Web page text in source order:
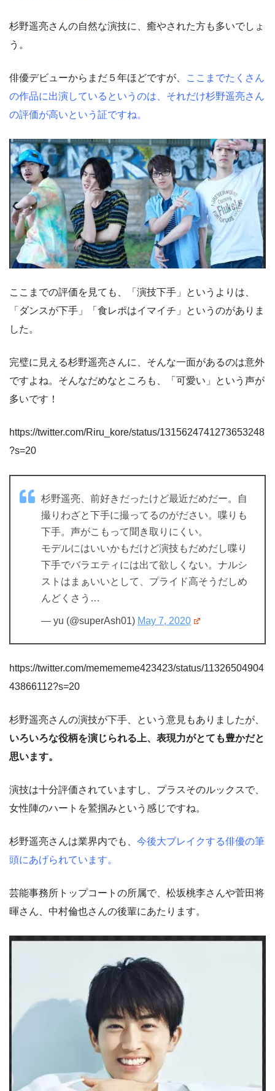
杉野遥亮さんの自然な演技に、癒やされた方も多いでしょ
う。
俳優デビューからまだ５年ほどですが、
ここまでたくさん
の作品に出演しているというのは、それだけ杉野遥亮さん
の評価が高いという証ですね。
ここまでの評価を見ても、「演技下手」というよりは、
「ダンスが下手」「食レポはイマイチ」というのがありま
した。
完璧に見える杉野遥亮さんに、そんな一面があるのは意外
ですよね。そんなだめなところも、「可愛い」という声が
多いです！
https://twitter.com/Riru_kore/status/1315624741273653248
?s=20
杉野遥亮、前好きだったけど最近だめだー。自
撮りわざと下手に撮ってるのがださい。喋りも
下手。声がこもって聞き取りにくい。
モデルにはいいかもだけど演技もだめだし喋り
下手でバラエティには出て欲しくない。ナルシ
ストはまぁいいとして、プライド高そうだしめ
んどくさう…
— yu (@superAsh01) May 7, 2020
https://twitter.com/memememe423423/status/11326504904
43866112?s=20
杉野遥亮さんの演技が下手、という意見もありましたが、
いろいろな役柄を演じられる上、表現力がとても豊かだと
思います。
演技は十分評価されていますし、プラスそのルックスで、
女性陣のハートを鷲掴みという感じですね。
杉野遥亮さんは業界内でも、 今後大ブレイクする俳優の筆
頭にあげられています。
芸能事務所トップコートの所属で、松坂桃李さんや菅田将
暉さん、中村倫也さんの後輩にあたります。